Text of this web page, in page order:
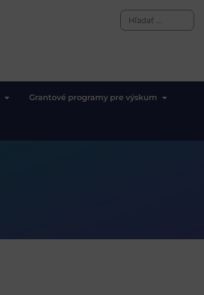
Grantové programy pre výskum